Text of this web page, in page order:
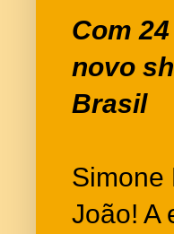
Com
novo
Brasil
Simone
João! A